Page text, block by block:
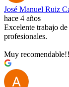
José Manuel Ruiz
hace 4 años
Excelente trabajo
profesionales.
Muy recomendable!!